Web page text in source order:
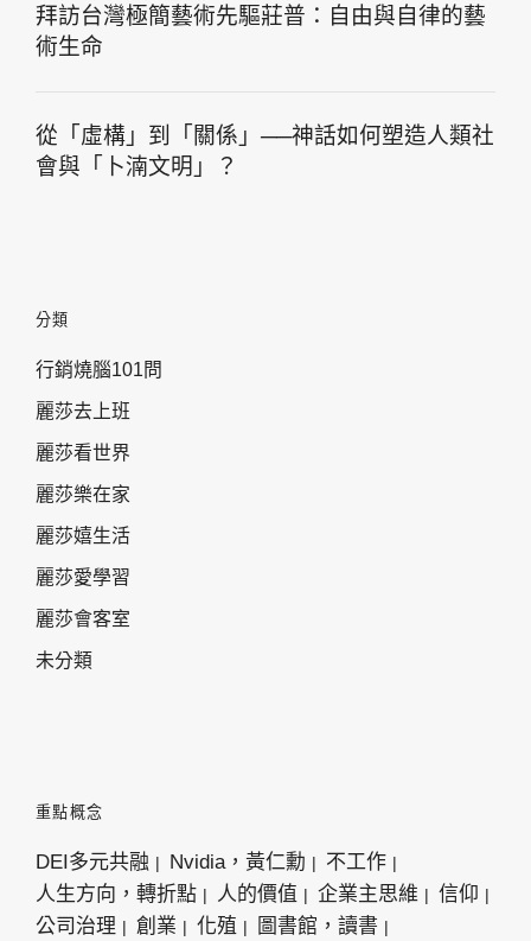
拜訪台灣極簡藝術先驅莊普：自由與自律的藝
術生命
從「虛構」到「關係」──神話如何塑造人類社
會與「卜湳文明」？
分類
行銷燒腦101問
麗莎去上班
麗莎看世界
麗莎樂在家
麗莎嬉生活
麗莎愛學習
麗莎會客室
未分類
重點概念
DEI多元共融 Nvidia，黃仁勳
不工作
人生方向，轉折點
人的價值 企業主思維
信仰
公司治理
創業 化殖
圖書館，讀書